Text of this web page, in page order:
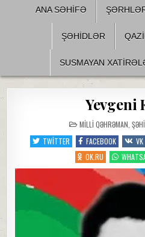
ANA SƏHİFƏ
ŞƏHIDLƏR
SUSMAYAN
Yevgeni
POSTED
IN
MILLI QƏHRƏMAN
TWITTER
FACEBOOK VK
OK.RU